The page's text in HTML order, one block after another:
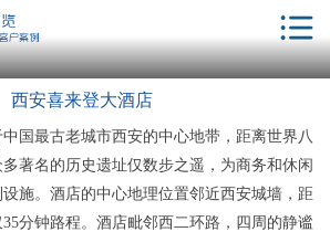
西安喜来登大酒店
国最古老城市西安的中心地带，距离世界八
著名的历史遗址仅数步之遥，为商务和休闲
施。酒店的中心地理位置邻近西安城墙，距
分钟路程。酒店毗邻西二环路，四周的静谧